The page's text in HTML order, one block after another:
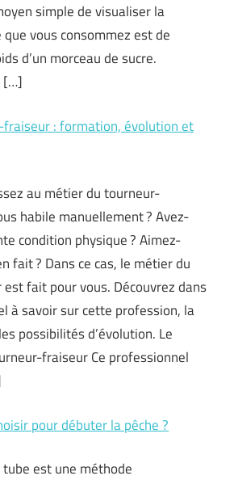
simple de visualiser la
vous consommez est de
d’un morceau de sucre.
[…]
: formation, évolution et
au métier du tourneur-
habile manuellement ? Avez-
condition physique ? Aimez-
fait ? Dans ce cas, le métier du
fait pour vous. Découvrez dans
à savoir sur cette profession, la
possibilités d’évolution. Le
fraiseur Ce professionnel
pour débuter la pêche ?
est une méthode